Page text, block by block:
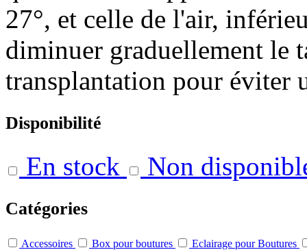
27°, et celle de l'air,
diminuer graduellement le
transplantation pour éviter
Disponibilité
En stock Non
Catégories
Accessoires Box pour boutures
Eclairage pour Boutures